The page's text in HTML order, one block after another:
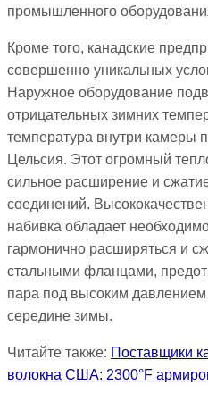
промышленного
Кроме того, канадские
совершенно уникальных
Наружное оборудование
отрицательных зимних
температура внутри камеры
Цельсия. Этот огромный
сильное расширение и
соединений.
набивка обладает
гармонично расширяться и
стальными фланцами,
пара под высоким
середине зимы.
Читайте также: Поставщики
волокна США: 2300°F